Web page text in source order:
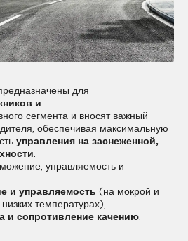
для
и
сегмента и вносят важный
обеспечивая максимальную
управления на заснеженной,
.
управляемость и
и управляемость (на мокрой и
температурах);
и сопротивление качению.